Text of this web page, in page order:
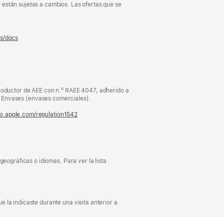
sujetas a cambios. Las ofertas que se
docs
de AEE con n.º RAEE 4047, adherido a
(envases comerciales).
regulation1542
o idiomas. Para ver la lista
la indicaste durante una visita anterior a